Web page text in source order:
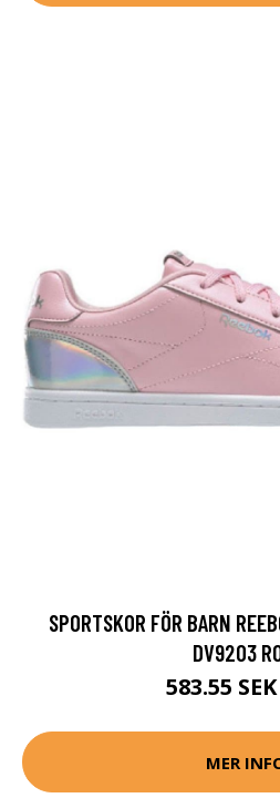
SPORTSKOR FÖR BARN
DV9203
583.55 SEK
MER